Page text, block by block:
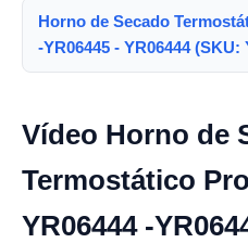
Horno de Secado
-YR06445 - YR06444 (SKU:
Vídeo Horno de
Termostático
YR06444 -